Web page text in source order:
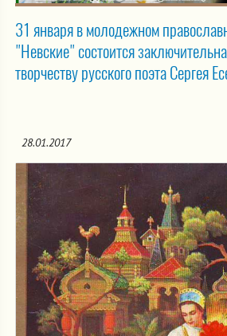
31 января в молодежном
"Невские" состоится
творчеству русского поэта Сергея
28.01.2017